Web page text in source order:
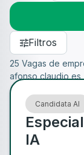
Filtros
25 Vagas de
afonso claudio es
Candidata AI
IA